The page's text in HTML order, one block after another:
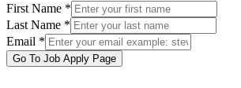
First Name *
Last Name *
Email *
Go To Job Apply Page